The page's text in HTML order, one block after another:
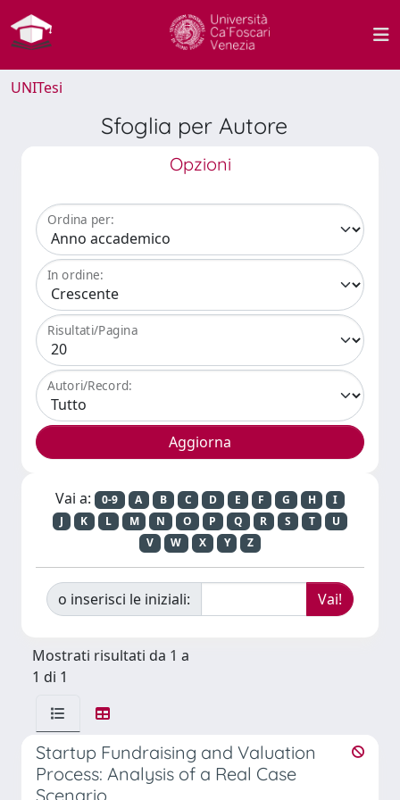
UNITesi
Sfoglia per Autore
Opzioni
Ordina per:
In ordine:
Risultati/Pagina
Autori/Record:
Vai a: 0-9 A B C D E F G H
I
J
K L M N O P Q R S T
U
V
W X Y Z
o inserisci le iniziali:
Mostrati risultati da 1 a
1 di 1
Startup Fundraising and Valuation
Process: Analysis of a Real Case
Scenario